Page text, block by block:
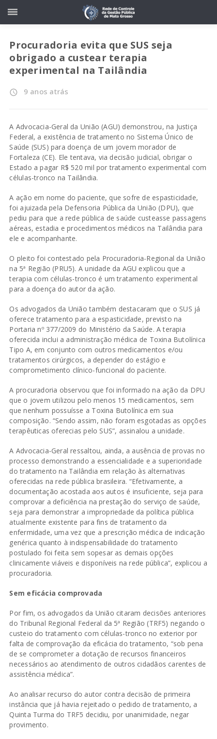
Procuradoria evita que SUS seja
obrigado a custear terapia
experimental na Tailândia
access_time 9 anos atrás
A Advocacia-Geral da União (AGU) demonstrou, na Justiça
Federal, a existência de tratamento no Sistema Único de
Saúde (SUS) para doença de um jovem morador de
Fortaleza (CE). Ele tentava, via decisão judicial, obrigar o
Estado a pagar R$ 520 mil por tratamento experimental com
células-tronco na Tailândia.
A ação em nome do paciente, que sofre de espasticidade,
foi ajuizada pela Defensoria Pública da União (DPU), que
pediu para que a rede pública de saúde custeasse passagens
aéreas, estadia e procedimentos médicos na Tailândia para
ele e acompanhante.
O pleito foi contestado pela Procuradoria-Regional da União
na 5ª Região (PRU5). A unidade da AGU explicou que a
terapia com células-tronco é um tratamento experimental
para a doença do autor da ação.
Os advogados da União também destacaram que o SUS já
oferece tratamento para a espasticidade, previsto na
Portaria nº 377/2009 do Ministério da Saúde. A terapia
oferecida inclui a administração médica de Toxina Butolínica
Tipo A, em conjunto com outros medicamentos e/ou
tratamentos cirúrgicos, a depender do estágio e
comprometimento clínico-funcional do paciente.
A procuradoria observou que foi informado na ação da DPU
que o jovem utilizou pelo menos 15 medicamentos, sem
que nenhum possuísse a Toxina Butolínica em sua
composição. “Sendo assim, não foram esgotadas as opções
terapêuticas oferecias pelo SUS”, assinalou a unidade.
A Advocacia-Geral ressaltou, ainda, a ausência de provas no
processo demonstrando a essencialidade e a superioridade
do tratamento na Tailândia em relação às alternativas
oferecidas na rede pública brasileira. “Efetivamente, a
documentação acostada aos autos é insuficiente, seja para
comprovar a deficiência na prestação do serviço de saúde,
seja para demonstrar a impropriedade da política pública
atualmente existente para fins de tratamento da
enfermidade, uma vez que a prescrição médica de indicação
genérica quanto à indispensabilidade do tratamento
postulado foi feita sem sopesar as demais opções
clinicamente viáveis e disponíveis na rede pública”, explicou a
procuradoria.
Sem eficácia comprovada
Por fim, os advogados da União citaram decisões anteriores
do Tribunal Regional Federal da 5ª Região (TRF5) negando o
custeio do tratamento com células-tronco no exterior por
falta de comprovação da eficácia do tratamento, “sob pena
de se comprometer a dotação de recursos financeiros
necessários ao atendimento de outros cidadãos carentes de
assistência médica”.
Ao analisar recurso do autor contra decisão de primeira
instância que já havia rejeitado o pedido de tratamento, a
Quinta Turma do TRF5 decidiu, por unanimidade, negar
provimento.